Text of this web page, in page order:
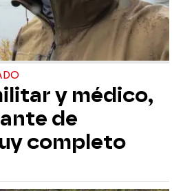
y médico,
de
completo